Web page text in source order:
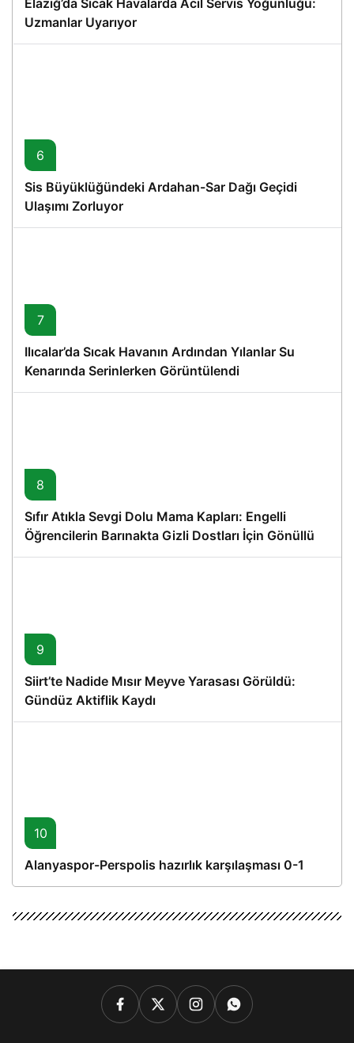
Elazığ’da Sıcak Havalarda Acil Servis Yoğunluğu:
Uzmanlar Uyarıyor
6
Sis Büyüklüğündeki Ardahan-Sar Dağı Geçidi
Ulaşımı Zorluyor
7
Ilıcalar’da Sıcak Havanın Ardından Yılanlar Su
Kenarında Serinlerken Görüntülendi
8
Sıfır Atıkla Sevgi Dolu Mama Kapları: Engelli
Öğrencilerin Barınakta Gizli Dostları İçin Gönüllü
Proje
9
Siirt’te Nadide Mısır Meyve Yarasası Görüldü:
Gündüz Aktiflik Kaydı
10
Alanyaspor-Perspolis hazırlık karşılaşması 0-1